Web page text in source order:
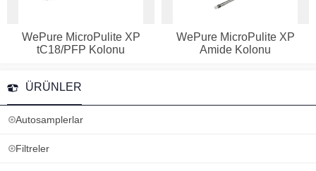
WePure MicroPulite XP
tC18/PFP Kolonu
WePure MicroPulite XP
Amide Kolonu
ÜRÜNLER
Autosamplerlar
Filtreler